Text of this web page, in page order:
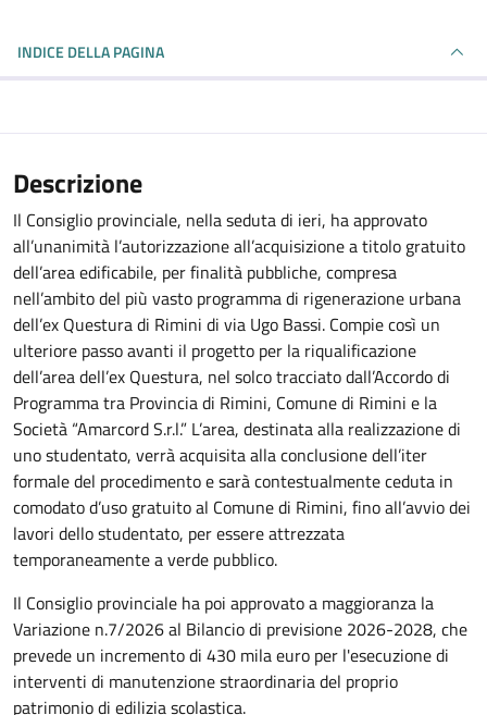
INDICE DELLA PAGINA
Descrizione
Il Consiglio provinciale, nella seduta di ieri, ha approvato
all’unanimità l’autorizzazione all’acquisizione a titolo gratuito
dell’area edificabile, per finalità pubbliche, compresa
nell’ambito del più vasto programma di rigenerazione urbana
dell’ex Questura di Rimini di via Ugo Bassi. Compie così un
ulteriore passo avanti il progetto per la riqualificazione
dell’area dell’ex Questura, nel solco tracciato dall’Accordo di
Programma tra Provincia di Rimini, Comune di Rimini e la
Società “Amarcord S.r.l.” L’area, destinata alla realizzazione di
uno studentato, verrà acquisita alla conclusione dell’iter
formale del procedimento e sarà contestualmente ceduta in
comodato d’uso gratuito al Comune di Rimini, fino all’avvio dei
lavori dello studentato, per essere attrezzata
temporaneamente a verde pubblico.
Il Consiglio provinciale ha poi approvato a maggioranza la
Variazione n.7/2026 al Bilancio di previsione 2026-2028, che
prevede un incremento di 430 mila euro per l'esecuzione di
interventi di manutenzione straordinaria del proprio
patrimonio di edilizia scolastica.